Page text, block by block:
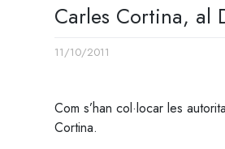
Carles Cortina, al
11/10/2011
Com s’han col·locar les
Cortina.